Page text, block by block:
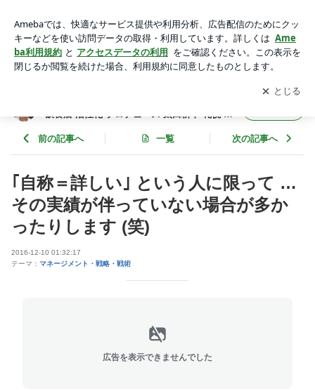
場合が多かったりします (笑) | フード食ビジネス 専門家 経営
コンサルタント 飲食店 活性化 プロデュース 太田耕平 札幌 北
海道 ファインド ブログ
アプリをダウンロードして ブログの更新通知
を受け取りまし
ょう。
開く
飲食店 活性化 プロデュース 太田耕平 札幌 北
前の記事へ 一覧 次の記事へ
｢自称＝詳しい｣ という人に限って …
その実績が伴っていない場合が多か
ったりします (笑)
2016-12-10 01:32:17
テーマ： マネージメント・戦略・戦術
広告を表示できませんでした